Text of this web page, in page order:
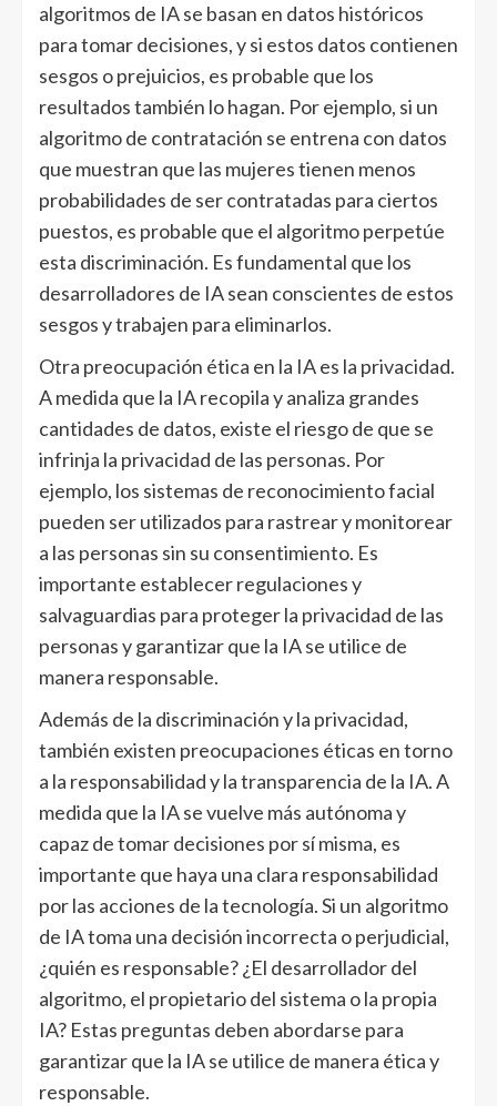
algoritmos de IA se basan en datos históricos
para tomar decisiones, y si estos datos contienen
sesgos o prejuicios, es probable que los
resultados también lo hagan. Por ejemplo, si un
algoritmo de contratación se entrena con datos
que muestran que las mujeres tienen menos
probabilidades de ser contratadas para ciertos
puestos, es probable que el algoritmo perpetúe
esta discriminación. Es fundamental que los
desarrolladores de IA sean conscientes de estos
sesgos y trabajen para eliminarlos.
Otra preocupación ética en la IA es la privacidad.
A medida que la IA recopila y analiza grandes
cantidades de datos, existe el riesgo de que se
infrinja la privacidad de las personas. Por
ejemplo, los sistemas de reconocimiento facial
pueden ser utilizados para rastrear y monitorear
a las personas sin su consentimiento. Es
importante establecer regulaciones y
salvaguardias para proteger la privacidad de las
personas y garantizar que la IA se utilice de
manera responsable.
Además de la discriminación y la privacidad,
también existen preocupaciones éticas en torno
a la responsabilidad y la transparencia de la IA. A
medida que la IA se vuelve más autónoma y
capaz de tomar decisiones por sí misma, es
importante que haya una clara responsabilidad
por las acciones de la tecnología. Si un algoritmo
de IA toma una decisión incorrecta o perjudicial,
¿quién es responsable? ¿El desarrollador del
algoritmo, el propietario del sistema o la propia
IA? Estas preguntas deben abordarse para
garantizar que la IA se utilice de manera ética y
responsable.